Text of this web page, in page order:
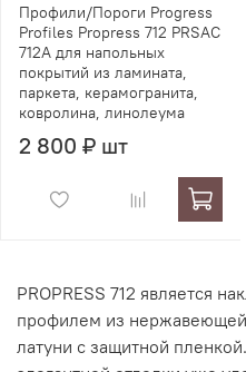
Профили/Пороги Progress
Profiles Propress 712 PRSAC
712A для напольных
покрытий из ламината,
паркета, керамогранита,
ковролина, линолеума
2 800 ₽ шт
PROPRESS 712 является
профилем из нержавеющей
латуни с защитной